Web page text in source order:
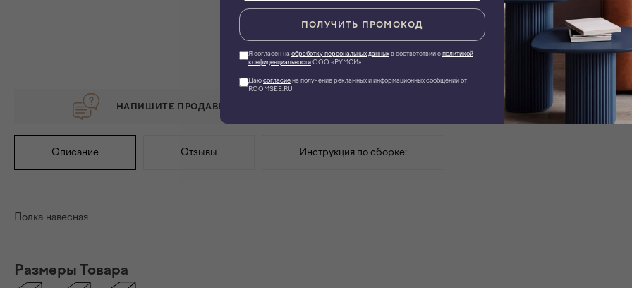
НАПИШИТЕ ПРОДАВЦУ, ЕСЛИ ХОТИТЕ ТОВАР ПО ИНДИВИДУАЛЬНЫМ ХАРАКТЕРИСТИКАМ
Описание Отзывы Инструкция по сборке:
Полка навесная
Размеры Товара
ПОЛУЧИТЬ ПРОМОКОД
Я согласен на обработку персональных данныхв соответствии сполитикой
конфиденциальностиООО «РУМСИ»
Даюсогласиена получение рекламных и информационных сообщений от
ROOMSEE.RU